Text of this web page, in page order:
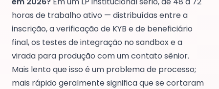
horas de trabalho ativo — distribuídas entre a
inscrição, a verificação de KYB e de beneficiário
final, os testes de integração no sandbox e a
virada para produção com um contato sênior.
Mais lento que isso é um problema de processo;
mais rápido geralmente significa que se cortaram